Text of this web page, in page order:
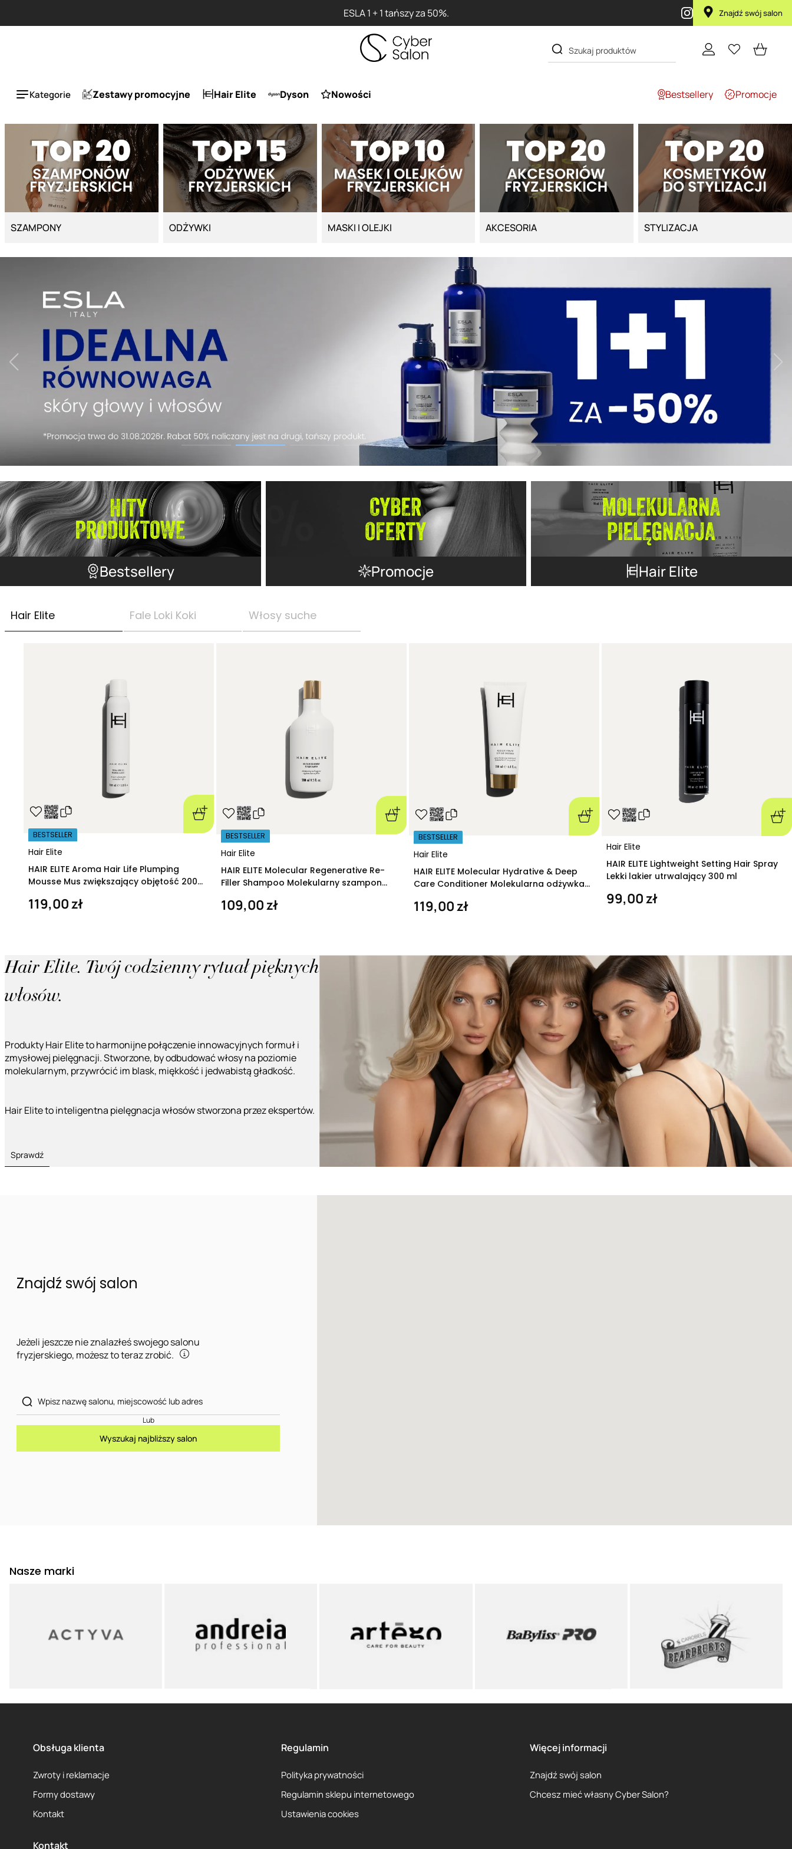
Przy zakupie produktu Artego Maska
Znajdź swój salon
Kategorie Zestawy promocyjne Hair Elite Dyson Nowości Bestsellery Promocje
SZAMPONY ODŻYWKI MASKI I OLEJKI AKCESORIA STYLIZACJA
Bestsellery Promocje Hair Elite
Hair Elite Fale Loki Koki Włosy suche
Hair Elite
BESTSELLER
HAIR ELITE Aroma Hair Life Plumping
Mousse Mus zwiększający objętość 200
119,00 zł
Hair Elite
BESTSELLER
HAIR ELITE Molecular Regenerative Re-
Filler Shampoo Molekularny szampon
109,00 zł
Hair Elite
BESTSELLER
HAIR ELITE Molecular Hydrative & Deep
Care Conditioner Molekularna odżywka
119,00 zł
Hair Elite
HAIR ELITE Lightweight Setting Hair Spray
Lekki lakier utrwalający 300 ml
99,00 zł
Hair Elite. Twój codzienny rytuał pięknych
włosów.
Produkty Hair Elite to harmonijne połączenie innowacyjnych formuł i
zmysłowej pielęgnacji. Stworzone, by odbudować włosy na poziomie
molekularnym, przywrócić im blask, miękkość i jedwabistą gładkość.
Hair Elite to inteligentna pielęgnacja włosów stworzona przez ekspertów.
Sprawdź
Znajdź swój salon
Jeżeli jeszcze nie znalazłeś swojego salonu
fryzjerskiego, możesz to teraz zrobić.
Lub
Wyszukaj najbliższy salon
Nasze marki
Obsługa klienta
Zwroty i reklamacje
Formy dostawy
Kontakt
Regulamin
Polityka prywatności
Regulamin sklepu internetowego
Ustawienia cookies
Więcej informacji
Znajdź swój salon
Chcesz mieć własny Cyber Salon?
Kontakt